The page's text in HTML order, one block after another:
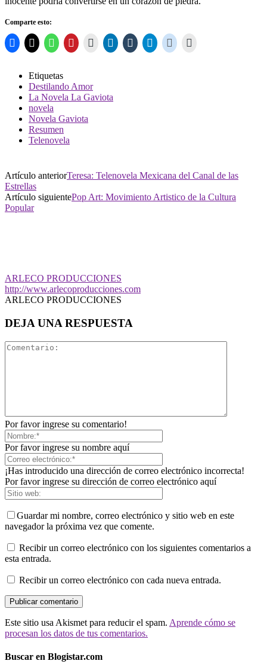
Comparte esto:
Etiquetas
Destilando Amor
La Novela La Gaviota
novela
Novela Gaviota
Resumen
Telenovela
Artículo anteriorTeresa: Telenovela Mexicana del Canal de las
Estrellas
Artículo siguientePop Art: Movimiento Artistico de la Cultura
Popular
ARLECO PRODUCCIONES
http://www.arlecoproducciones.com
ARLECO PRODUCCIONES
DEJA UNA RESPUESTA
Por favor ingrese su comentario!
Por favor ingrese su nombre aquí
¡Has introducido una dirección de correo electrónico incorrecta!
Por favor ingrese su dirección de correo electrónico aquí
Guardar mi nombre, correo electrónico y sitio web en este
navegador la próxima vez que comente.
Recibir un correo electrónico con los siguientes comentarios a
esta entrada.
Recibir un correo electrónico con cada nueva entrada.
Este sitio usa Akismet para reducir el spam. Aprende cómo se
procesan los datos de tus comentarios.
Buscar en Blogistar.com